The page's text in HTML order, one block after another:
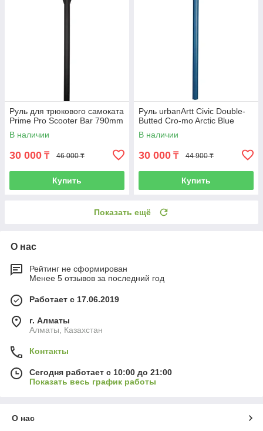
Руль для трюкового самоката
Prime Pro Scooter Bar 790mm
В наличии
30 000 ₸ 46 000 ₸
Купить
Руль urbanArtt Civic Double-
Butted Cro-mo Arctic Blue
В наличии
30 000 ₸ 44 900 ₸
Купить
Показать ещё
О нас
Рейтинг не сформирован
Менее 5 отзывов за последний год
Работает с 17.06.2019
г. Алматы
Алматы, Казахстан
Контакты
Сегодня работает с 10:00 до 21:00
Показать весь график работы
О нас